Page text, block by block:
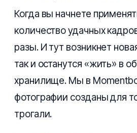
Когда вы начнете
количество удачных
разы. И тут возникнет
так и останутся «жить» в
хранилище. Мы в
фотографии созданы для
трогали.